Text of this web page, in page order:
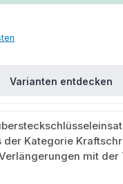
Varianten entdecken